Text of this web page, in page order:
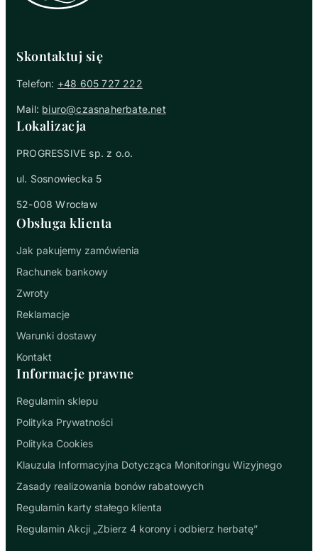
Skontaktuj się
Telefon: +48 605 727 222
Mail: biuro@czasnaherbate.net
Lokalizacja
PROGRESSIVE sp. z o.o.
ul. Sosnowiecka 5
52-008 Wrocław
Obsługa klienta
Jak pakujemy zamówienia
Rachunek bankowy
Zwroty
Reklamacje
Warunki dostawy
Kontakt
Informacje prawne
Regulamin sklepu
Polityka Prywatności
Polityka Cookies
Klauzula Informacyjna Dotycząca Monitoringu Wizyjnego
Zasady realizowania bonów rabatowych
Regulamin karty stałego klienta
Regulamin Akcji „Zbierz 4 korony i odbierz herbatę”